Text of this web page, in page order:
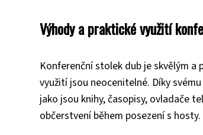
Výhody a praktické využití
Konferenční stolek dub je skvělým
využití jsou neocenitelné. Díky
jako jsou knihy, časopisy, ovladače
občerstvení během posezení s hosty.